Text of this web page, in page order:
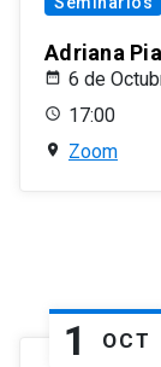
Adriana
6 de
17:00
Zoom
1 OCT